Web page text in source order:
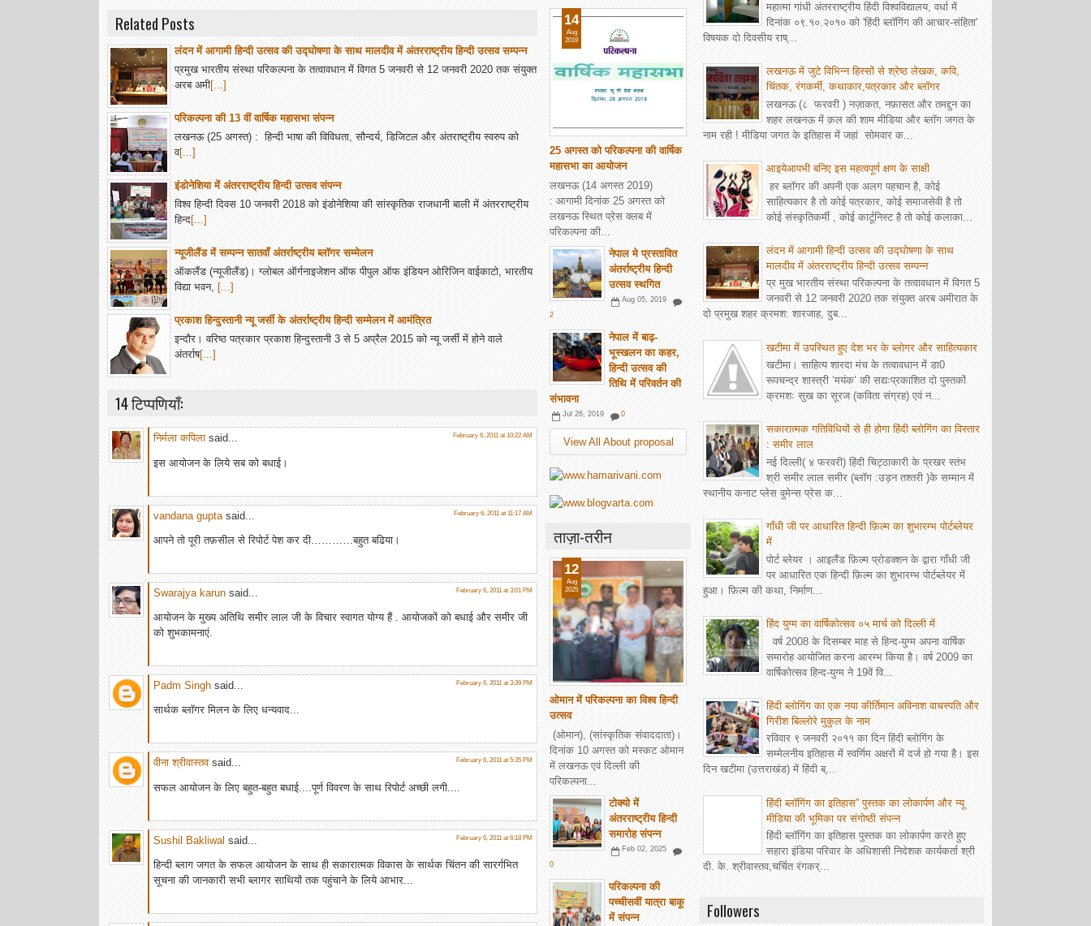
Related Posts
लंदन में आगामी हिन्दी उत्सव की उद्घोषणा के साथ मालदीव में अंतरराष्ट्रीय हिन्दी उत्सव सम्पन्न
प्रमुख भारतीय संस्था परिकल्पना के तत्वावधान में विगत 5 जनवरी से 12 जनवरी 2020 तक संयुक्त
अरब अमी[...]
परिकल्पना की 13 वीं वार्षिक महासभा संपन्न
लखनऊ (25 अगस्त) : हिन्दी भाषा की विविधता, सौन्दर्य, डिजिटल और अंतराष्ट्रीय स्वरुप को
व[...]
इंडोनेशिया में अंतरराष्ट्रीय हिन्दी उत्सव संपन्न
विश्व हिन्दी दिवस 10 जनवरी 2018 को इंडोनेशिया की सांस्कृतिक राजधानी बाली में अंतरराष्ट्रीय
हिन्द[...]
न्यूजीलैंड में सम्पन्न सातवाँ अंतर्राष्ट्रीय ब्लॉगर सम्मेलन
ऑकलैंड (न्यूजीलैंड)। ग्लोबल ऑर्गनाइजेशन ऑफ पीपुल ऑफ इंडियन ओरिजिन वाईकाटो, भारतीय
विद्या भवन, [...]
प्रकाश हिन्दुस्तानी न्यू जर्सी के अंतर्राष्ट्रीय हिन्दी सम्मेलन में आमंत्रित
इन्दौर। वरिष्ठ पत्रकार प्रकाश हिन्दुस्तानी 3 से 5 अप्रैल 2015 को न्यू जर्सी में होने वाले
अंतर्राष[...]
14 टिप्पणियाँ:
निर्मला कपिला said... February 6, 2011 at 10:22 AM
इस आयोजन के लिये सब को बधाई।
vandana guptasaid... February 6, 2011 at 11:17 AM
आपने तो पूरी तफ़सील से रिपोर्ट पेश कर दी…………बहुत बढिया।
Swarajya karun said... February 6, 2011 at 3:01 PM
आयोजन के मुख्य अतिथि समीर लाल जी के विचार स्वागत योग्य हैं . आयोजकों को बधाई और समीर जी
को शुभकामनाएं.
Padm Singh said... February 6, 2011 at 3:39 PM
सार्थक ब्लॉगर मिलन के लिए धन्यवाद...
वीना श्रीवास्तवsaid... February 6, 2011 at 5:35 PM
सफल आयोजन के लिए बहुत-बहुत बधाई....पूर्ण विवरण के साथ रिपोर्ट अच्छी लगी....
Sushil Bakliwal said... February 6, 2011 at 6:18 PM
हिन्दी ब्लाग जगत के सफल आयोजन के साथ ही सकारात्मक विकास के सार्थक चिंतन की सारर्गभित
सूचना की जानकारी सभी ब्लागर साथियों तक पहुंचाने के लिये आभार...
महात्मा गांधी अंतरराष्ट्रीय हिंदी विश्वविद्यालय, वर्धा में
दिनांक ०९.१०.२०१० को 'हिंदी ब्लॉगिंग की आचार-संहिता'
विषयक दो दिवसीय राष्...
लखनऊ में जुटे विभिन्न हिस्सों से श्रेष्ठ लेखक, कवि,
चिंतक, रंगकर्मी, कथाकार,पत्रकार और ब्‍लॉगर
लखनऊ (८ फरवरी ) नज़ाकत, नफ़ासत और तमद्दुन का
शहर लखनऊ में क़ल की शाम मीडिया और ब्लॉग जगत के
नाम रही ! मीडिया जगत के इतिहास में जहां सोमवार क...
आइयेआपभी बनिए इस महत्वपूर्ण क्षण के साक्षी
हर ब्लॉगर की अपनी एक अलग पहचान है, कोई
साहित्यकार है तो कोई पत्रकार, कोई समाजसेवी है तो
कोई संस्कृतिकर्मी , कोई कार्टूनिस्ट है तो कोई कलाका...
लंदन में आगामी हिन्दी उत्सव की उद्घोषणा के साथ
मालदीव में अंतरराष्ट्रीय हिन्दी उत्सव सम्पन्न
प्र मुख भारतीय संस्था परिकल्पना के तत्वावधान में विगत 5
जनवरी से 12 जनवरी 2020 तक संयुक्त अरब अमीरात के
दो प्रमुख शहर क्रमश: शारजाह, दुब...
खटीमा में उपस्थित हुए देश भर के ब्लोगर और साहित्यकार
खटीमा। साहित्य शारदा मंच के तत्वावधान में डा0
रूपचन्द्र शास्त्री ‘मयंक’ की सद्यःप्रकाशित दो पुस्तकों
क्रमशः सुख का सूरज (कविता संग्रह) एवं न...
सकारात्मक गतिविधियों से ही होगा हिंदी ब्लोगिंग का विस्तार
: समीर लाल
नई दिल्ली( ४ फरवरी) हिंदी चिट्ठाकारी के प्रखर स्तंभ
श्री समीर लाल समीर (ब्लॉग :उड़न तश्तरी )के सम्मान में
स्थानीय कनाट प्लेस वुमेन्स प्रेस क...
गाँधी जी पर आधारित हिन्दी फ़िल्म का शुभारम्भ पोर्टब्लेयर
में
पोर्ट ब्लेयर । आइलैंड फ़िल्म प्रोडक्शन के द्वारा गाँधी जी
पर आधारित एक हिन्दी फ़िल्म का शुभारम्भ पोर्टब्लेयर में
हुआ। फ़िल्म की कथा, निर्माण...
हिंद युग्म का वार्षिकोत्सव ०५ मार्च को दिल्ली में
वर्ष 2008 के दिसम्बर माह से हिन्द-युग्म अपना वार्षिक
समारोह आयोजित करना आरम्भ किया है। वर्ष 2009 का
वार्षिकोत्सव हिन्द-युग्म ने 19वें वि...
हिंदी ब्लोगिंग का एक नया कीर्तिमान अविनाश वाचस्पति और
गिरीश बिल्लोरे मुकुल के नाम
रविवार ९ जनवरी २०११ का दिन हिंदी ब्लोगिंग के
सम्मेलनीय इतिहास में स्वर्णिम अक्षरों में दर्ज हो गया है। इस
दिन खटीमा (उत्तराखंड) में हिंदी ब्...
हिंदी ब्लॉगिंग का इतिहास” पुस्तक का लोकार्पण और न्यू
मीडिया की भूमिका पर संगोष्ठी संपन्न
हिंदी ब्लॉगिंग का इतिहास पुस्तक का लोकार्पण करते हुए
सहारा इंडिया परिवार के अधिशासी निदेशक कार्यकर्ता श्री
दी. के. श्रीवास्तव,चर्चित रंगकर्...
Followers
25 अगस्त को परिकल्पना की वार्षिक
महासभा का आयोजन
14
Aug
2019
लखनऊ (14 अगस्त 2019)
: आगामी दिनांक 25 अगस्त को
लखनऊ स्थित प्रेस क्लब में
परिकल्पना की...
नेपाल मे प्रस्तावित
अंतर्राष्ट्रीय हिन्दी
उत्सव स्थगित
Aug 05, 2019
2
नेपाल में बाढ़-
भूस्खलन का कहर,
हिन्दी उत्सव की
तिथि में परिवर्तन की
संभावना
Jul 26, 2019 0
View All About proposal
ताज़ा-तरीन
ओमान में परिकल्पना का विश्व हिन्दी
उत्सव
12
Aug
2025
(ओमान), (सांस्कृतिक संवाददाता)।
दिनांक 10 अगस्त को मस्कट ओमान
में लखनऊ एवं दिल्ली की
परिकल्पना...
टोक्यो में
अंतरराष्ट्रीय हिन्दी
समारोह संपन्न
Feb 02, 2025
0
परिकल्पना की
पच्चीसवीं यात्रा बाकू
में संपन्न